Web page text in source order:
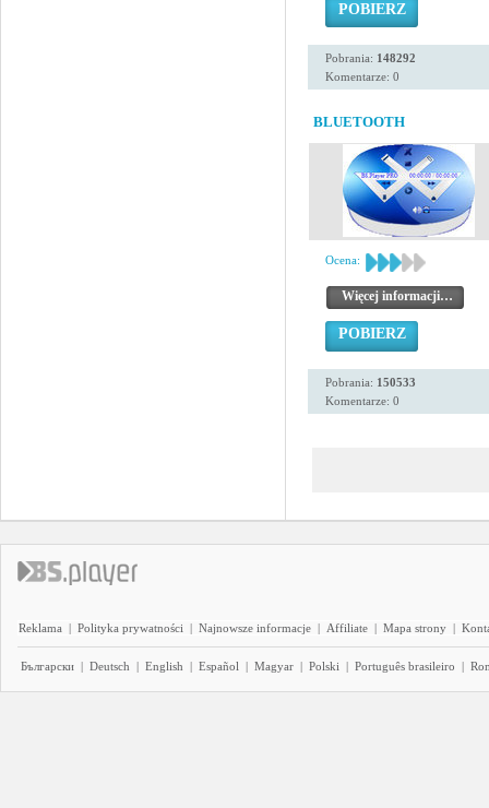
POBIERZ
Pobrania: 148292
Komentarze: 0
BLUETOOTH
Ocena:
Więcej informacji…
POBIERZ
Pobrania: 150533
Komentarze: 0
Reklama | Polityka prywatności | Najnowsze informacje | Affiliate | Mapa strony |
Български | Deutsch | English | Español | Magyar | Polski | Português brasileiro |